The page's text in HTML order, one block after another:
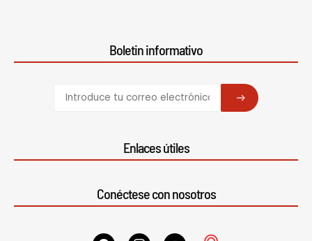
Boletin informativo
SUBSCRIBE
Enlaces útiles
Conéctese con nosotros